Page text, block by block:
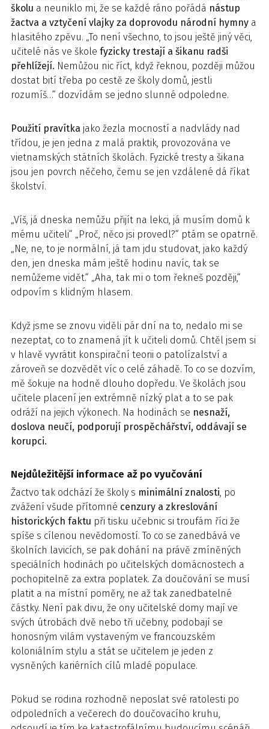
školu a neuniklo mi, že se každé ráno pořádá nástup
žactva a vztyčení vlajky za doprovodu národní hymny a
hlasitého zpěvu. „To není všechno, to jsou ještě jiný věci,
učitelé nás ve škole fyzicky trestají a šikanu radši
přehlížejí. Nemůžou nic říct, když řeknou, později můžou
dostat bití třeba po cestě ze školy domů, jestli
rozumíš…“ dozvídám se jedno slunné odpoledne.
Použití pravítka jako žezla mocností a nadvlády nad
třídou, je jen jedna z malá praktik, provozována ve
vietnamských státních školách. Fyzické tresty a šikana
jsou jen povrch něčeho, čemu se jen vzdálené dá říkat
školství.
„Víš, já dneska nemůžu přijít na lekci, já musím domů k
mému učiteli“ „Proč, něco jsi provedl?“ ptám se opatrně.
„Ne, ne, to je normální, já tam jdu studovat, jako každý
den, jen dneska mám ještě hodinu navíc, tak se
nemůžeme vidět.“ „Aha, tak mi o tom řekneš později,“
odpovím s klidným hlasem.
Když jsme se znovu viděli pár dní na to, nedalo mi se
nezeptat, co to znamená jít k učiteli domů. Chtěl jsem si
v hlavě vyvrátit konspirační teorii o patolízalství a
zároveň se dozvědět víc o celé záhadě. To co se dozvím,
mě šokuje na hodně dlouho dopředu. Ve školách jsou
učitele placení jen extrémně nízký plat a to se pak
odráží na jejich výkonech. Na hodinách se nesnaží,
doslova neučí, podporují prospěchářství, oddávají se
korupci.
Nejdůležitější informace až po vyučování
Žactvo tak odchází že školy s minimální znalosti, po
zvážení všude přítomné cenzury a zkreslování
historických faktu při tisku učebnic si troufám říci že
spíše s cílenou nevědomostí. To co se zanedbává ve
školních lavicích, se pak dohání na právě zmíněných
speciálních hodinách po učitelských domácnostech a
pochopitelně za extra poplatek. Za doučování se musí
platit a na místní poměry, ne až tak zanedbatelné
částky. Není pak divu, že ony učitelské domy mají ve
svých útrobách dvě nebo tři učebny, podobají se
honosným vilám vystaveným ve francouzském
koloniálním stylu a stát se učitelem je jeden z
vysněných kariérních cílů mladé populace.
Pokud se rodina rozhodně neposlat své ratolesti po
odpoledních a večerech do doučovacího kruhu,